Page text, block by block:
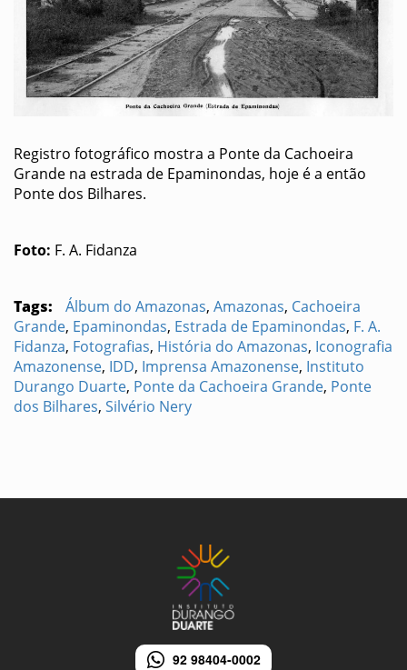
Registro fotográfico mostra a Ponte da Cachoeira
Grande na estrada de Epaminondas, hoje é a então
Ponte dos Bilhares.
Foto: F. A. Fidanza
Tags: Álbum do Amazonas, Amazonas, Cachoeira
Grande, Epaminondas, Estrada de Epaminondas, F. A.
Fidanza, Fotografias, História do Amazonas, Iconografia
Amazonense, IDD, Imprensa Amazonense, Instituto
Durango Duarte, Ponte da Cachoeira Grande, Ponte
dos Bilhares, Silvério Nery
92 98404-0002